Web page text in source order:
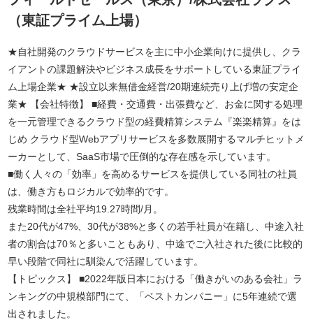
（東証プライム上場）
★自社開発のクラウドサービスを主に中小企業向けに提供し、クラ
イアントの課題解決やビジネス成長をサポートしている東証プライ
ム上場企業★ ★設立以来無借金経営/20期連続売り上げ増の安定企
業★ 【会社特徴】 ■経費・交通費・出張費など、お金に関する処理
を一元管理できるクラウド型の経費精算システム『楽楽精算』をは
じめ クラウド型Webアプリサービスを多数展開するマルチヒットメ
ーカーとして、SaaS市場で圧倒的な存在感を示しています。
■働く人々の「効率」を高めるサービスを提供している同社の社員
は、働き方もロジカルで効率的です。
残業時間は全社平均19.27時間/月。
また20代が47%、30代が38%と多くの若手社員が在籍し、中途入社
者の割合は70％と多いこともあり、中途でご入社された後に比較的
早い段階で同社に馴染んで活躍しています。
【トピックス】 ■2022年版日本における「働きがいのある会社」ラ
ンキングの中規模部門にて、「ベストカンパニー」に5年連続で選
出されました。